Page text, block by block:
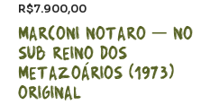
R$7.900,00
Marconi Notaro – No
sub reino dos
metazoários (1973)
Original